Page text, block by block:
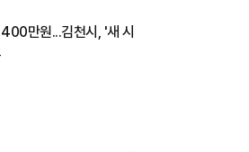
만원...김천시, '새 시